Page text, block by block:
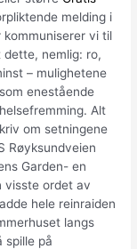
melding i
vi til
nemlig: ro,
– mulighetene
enestående
Alt
om setningene
Røyksundveien
Garden- en
visste ordet av
hele reinraiden
langs
spille på